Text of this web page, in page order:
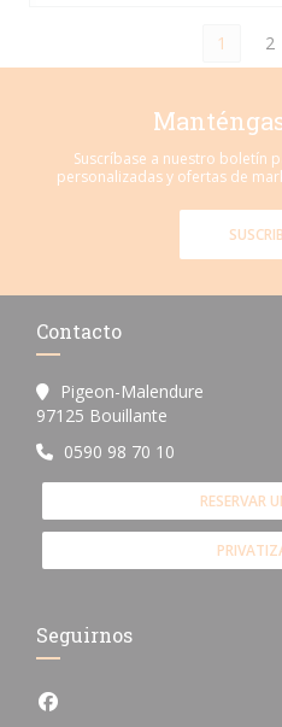
1 2
Suscríbase a nuestro boletín
personalizadas y ofertas de
Contacto
Pigeon-Malendure
97125 Bouillante
0590 98 70 10
RESERVAR
Seguirnos
Facebook ((abre en una